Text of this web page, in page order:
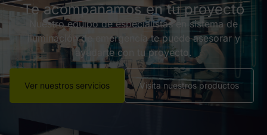
Te acompañamos en tu proyecto
Nuestro equipo de especialistas en sistema de
iluminación de emergencia te puede asesorar y
ayudarte con tu proyecto.
Ver nuestros servicios Visita nuestros productos